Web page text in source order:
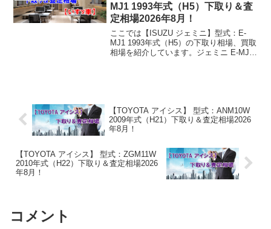
MJ1 1993年式（H5）下取り＆査
定相場2026年8月！
ここでは【ISUZU ジェミニ】型式：E-
MJ1 1993年式（H5）の下取り相場、買取
相場を紹介しています。ジェミニ E-MJ1
【TOYOTA アイシス】 型式：ANM10W
2009年式（H21）下取り＆査定相場2026
年8月！
【TOYOTA アイシス】 型式：ZGM11W
2010年式（H22）下取り＆査定相場2026
年8月！
コメント